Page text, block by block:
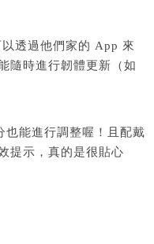
透過他們家的 App 來
隨時進行韌體更新（如
也能進行調整喔！且配戴
提示，真的是很貼心